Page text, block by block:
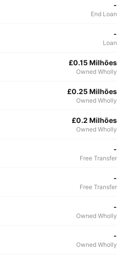
-
End Loan
-
Loan
£0.15 Milhões
Owned Wholly
£0.25 Milhões
Owned Wholly
£0.2 Milhões
Owned Wholly
-
Free Transfer
-
Free Transfer
-
Owned Wholly
-
Owned Wholly